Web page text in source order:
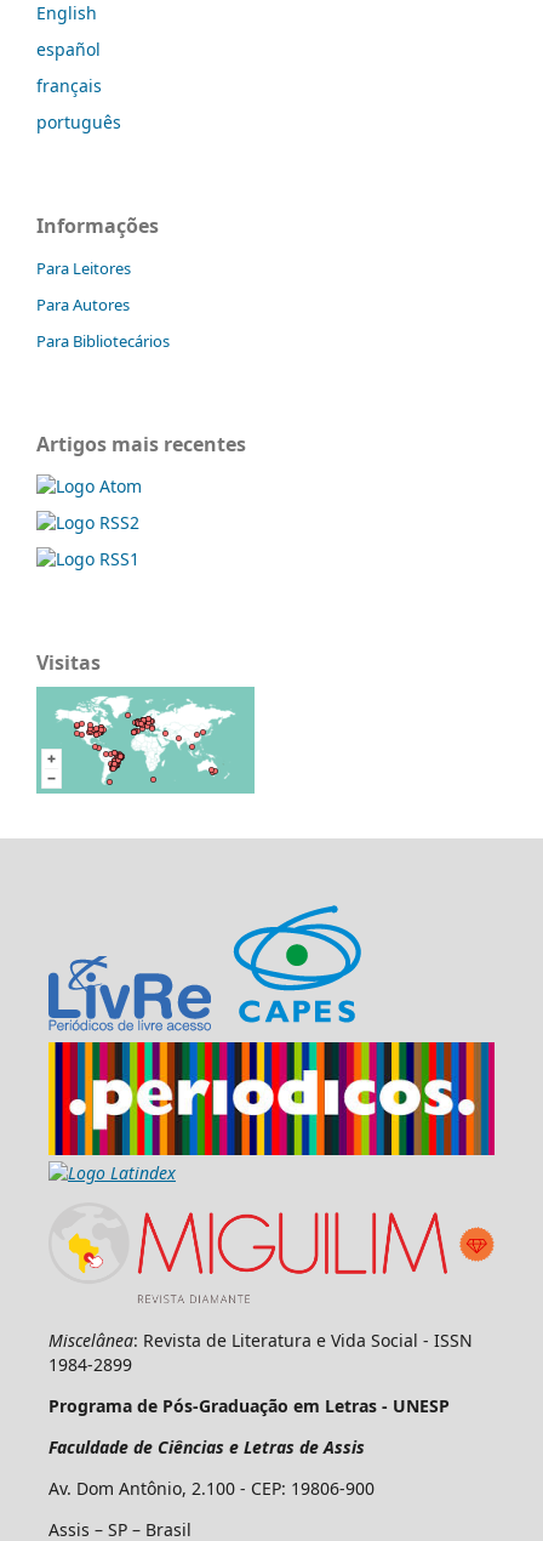
English
español
français
português
Informações
Para Leitores
Para Autores
Para Bibliotecários
Artigos mais recentes
Visitas
Miscelânea: Revista de Literatura e Vida Social - ISSN
1984-2899
Programa de Pós-Graduação em Letras - UNESP
Faculdade de Ciências e Letras de Assis
Av. Dom Antônio, 2.100 - CEP: 19806-900
Assis – SP – Brasil